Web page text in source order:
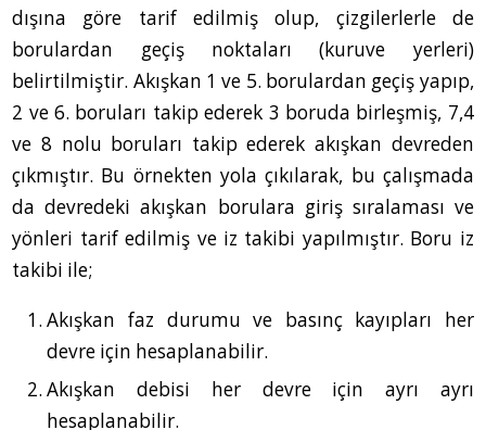
dışına göre tarif edilmiş olup, çizgilerlerle de
borulardan geçiş noktaları (kuruve yerleri)
belirtilmiştir. Akışkan 1 ve 5. borulardan geçiş yapıp,
2 ve 6. boruları takip ederek 3 boruda birleşmiş, 7,4
ve 8 nolu boruları takip ederek akışkan devreden
çıkmıştır. Bu örnekten yola çıkılarak, bu çalışmada
da devredeki akışkan borulara giriş sıralaması ve
yönleri tarif edilmiş ve iz takibi yapılmıştır. Boru iz
takibi ile;
Akışkan faz durumu ve basınç kayıpları her
devre için hesaplanabilir.
Akışkan debisi her devre için ayrı ayrı
hesaplanabilir.